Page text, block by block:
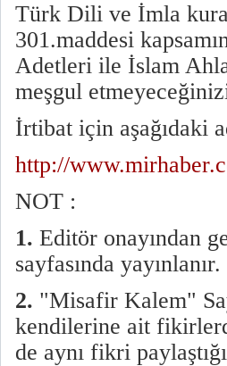
Türk Dili ve İmla
301.maddesi
Adetleri ile İslam
meşgul
İrtibat için aşağıdaki
http://
NOT :
1. Editör onayından
sayfasında yayınlanır.
2. "Misafir Kalem"
kendilerine ait
de aynı fikri